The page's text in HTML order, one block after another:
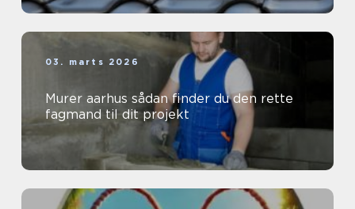
03. marts 2026
Murer aarhus sådan finder du den rette
fagmand til dit projekt